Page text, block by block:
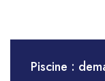
Piscine :